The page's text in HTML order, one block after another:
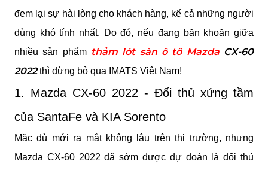
đem lại sự hài lòng cho khách hàng, kể cả những người
dùng khó tính nhất. Do đó, nếu đang băn khoăn giữa
nhiều sản phẩm thảm lót sàn ô tô Mazda CX-60
2022 thì đừng bỏ qua IMATS Việt Nam!
1. Mazda CX-60 2022 - Đối thủ xứng tầm
của SantaFe và KIA Sorento
Mặc dù mới ra mắt không lâu trên thị trường, nhưng
Mazda CX-60 2022 đã sớm được dự đoán là đối thủ